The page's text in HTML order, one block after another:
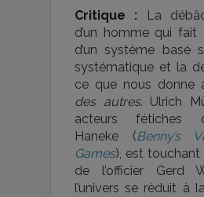
Critique : La
d’un homme qui
d’un système basé
systématique et la
ce que nous donne
des autres. Ulrich
acteurs fétiches
Haneke (Benny’s
Games), est touchant
de l’officier Gerd
l’univers se réduit à